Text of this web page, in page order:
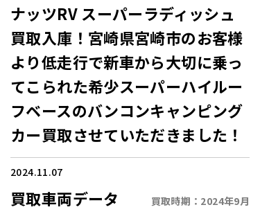
ナッツRV スーパーラディッシュ
買取入庫！宮崎県宮崎市のお客様
より低走行で新車から大切に乗っ
てこられた希少スーパーハイルー
フベースのバンコンキャンピング
カー買取させていただきました！
2024.11.07
買取車両データ 買取時期： 2024年9月